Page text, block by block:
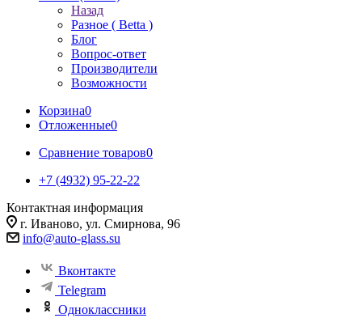
Назад
Разное ( Betta )
Блог
Вопрос-ответ
Производители
Возможности
Корзина0
Отложенные0
Сравнение товаров0
+7 (4932) 95-22-22
Контактная информация
г. Иваново, ул. Смирнова, 96
info@auto-glass.su
Вконтакте
Telegram
Одноклассники